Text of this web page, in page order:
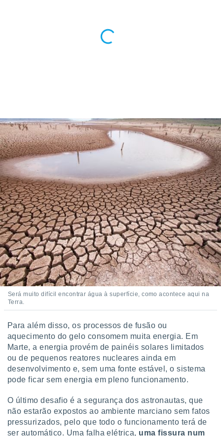
Será muito difícil encontrar água à superfície, como acontece aqui na
Terra.
Para além disso, os processos de fusão ou
aquecimento do gelo consomem muita energia. Em
Marte, a energia provém de painéis solares limitados
ou de pequenos reatores nucleares ainda em
desenvolvimento e, sem uma fonte estável, o sistema
pode ficar sem energia em pleno funcionamento.
O último desafio é a segurança dos astronautas, que
não estarão expostos ao ambiente marciano sem fatos
pressurizados, pelo que todo o funcionamento terá de
ser automático. Uma falha elétrica, uma fissura num